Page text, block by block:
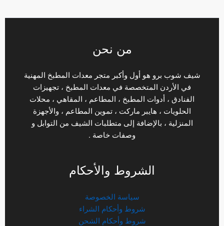
من نحن
شيف شوب برو هو أول وأكبر متجر معدات المطبخ المهنية
في الأردن المتخصصة في معدات المطبخ ، تجهيزات
الفنادق ، أدوات المطبخ ، المطاعم ، المقاهي ، محلات
الحلويات ، هايبر ماركت ، تموين المطاعم ، والأجهزة
المنزلية ، بالإضافة إلى متطلبات الشيف من التوابل و
وصفات خاصة .
الشروط والأحكام
سياسة الخصوصة
شروط وأحكام الشراء
شروط وأحكام الشحن